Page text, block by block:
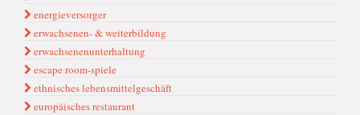
energieversorger
erwachsenen- & weiterbildung
erwachsenenunterhaltung
escape room-spiele
ethnisches lebensmittelgeschäft
europäisches restaurant